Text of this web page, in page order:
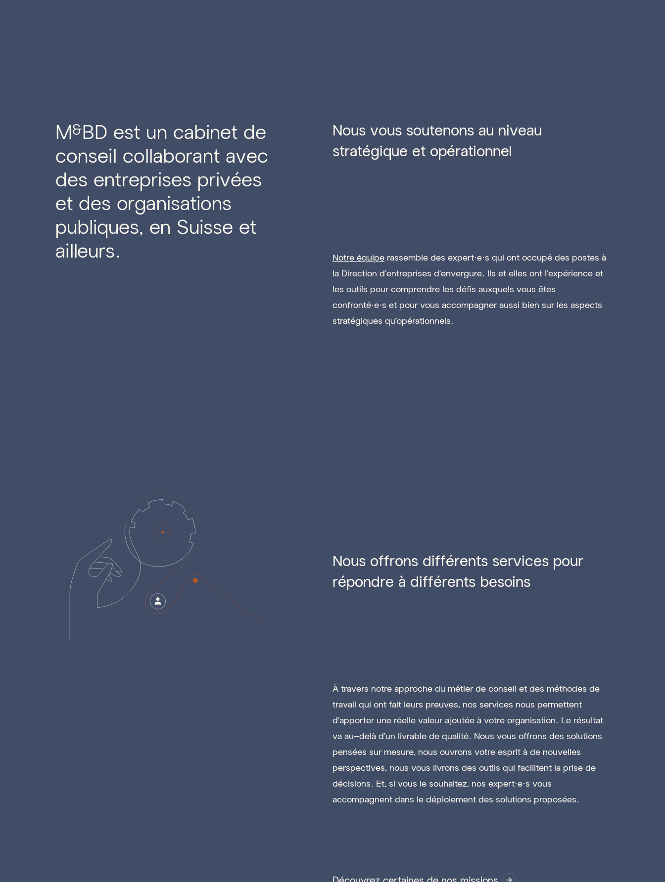
M&BD est un cabinet de
conseil collaborant avec
des entreprises privées
et des organisations
publiques, en Suisse et
ailleurs.
Nous vous soutenons au niveau
stratégique et opérationnel
Notre équiperassemble des expert·e·s qui ont occupé des postes à
la Direction d'entreprises d’envergure. Ils et elles ont l’expérience et
les outils pour comprendre les défis auxquels vous êtes
confronté·e·s et pour vous accompagner aussi bien sur les aspects
stratégiques qu’opérationnels.
Nous offrons différents services pour
répondre à différents besoins
À travers notre approche du métier de conseil et des méthodes de
travail qui ont fait leurs preuves, nos services nous permettent
d'apporter une réelle valeur ajoutée à votre organisation. Le résultat
va au-delà d’un livrable de qualité. Nous vous offrons des solutions
pensées sur mesure, nous ouvrons votre esprit à de nouvelles
perspectives, nous vous livrons des outils qui facilitent la prise de
décisions. Et, si vous le souhaitez, nos expert·e·s vous
accompagnent dans le déploiement des solutions proposées.